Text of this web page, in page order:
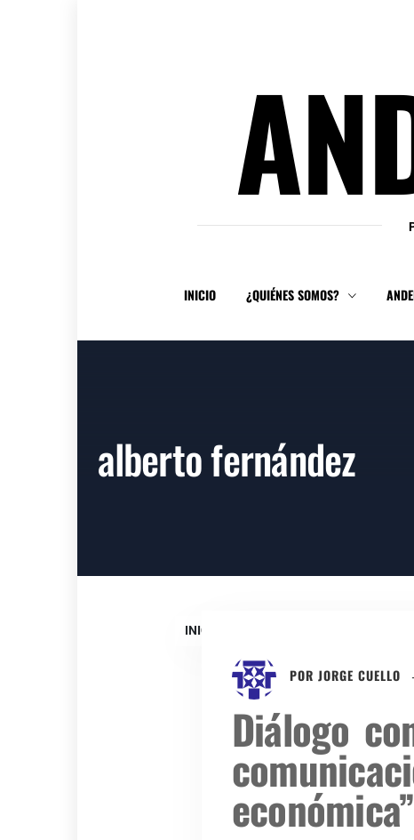
INICIO ¿QUIÉNES SOMOS?
alberto fernández
INICIO
POR JORGE CUELLO
Diálogo